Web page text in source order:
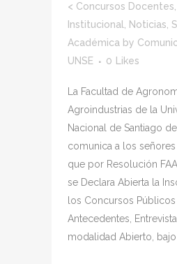
< Concursos Docentes
Institucional
Noticias
Académica by
UNSE
0 Likes
La Facultad de
Agroindustrias de la
Nacional de Santiago
comunica a los
que por Resolución
se Declara Abierta la
los Concursos
Antecedentes,
modalidad Abierto, bajo